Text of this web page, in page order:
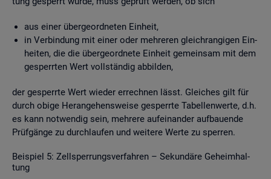
aus einer über­ge­ord­ne­ten Ein­heit,
in Ver­bin­dung mit einer oder meh­re­ren gleich­ran­gi­gen Ein­
hei­ten, die die über­ge­ord­ne­te Ein­heit ge­mein­sam mit dem
ge­sperr­ten Wert voll­stän­dig ab­bil­den,
der ge­sperr­te Wert wie­der er­rech­nen lässt. Glei­ches gilt für
durch obige Her­an­ge­hens­wei­se ge­sperr­te Ta­bel­len­wer­te, d.h.
es kann not­wen­dig sein, meh­re­re auf­ein­an­der auf­bau­en­de
Prüf­gän­ge zu durch­lau­fen und wei­te­re Werte zu sper­ren.
Bei­spiel 5: Zell­sper­rungs­ver­fah­ren – Se­kun­dä­re Ge­heim­hal­
tung